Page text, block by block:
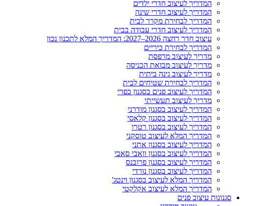
המדריך לעיצוב חדרי ילדים
המדריך לעיצוב חדרי שינה
המדריך לבחירת מקרר לבית
המדריך לעיצוב חדרי עבודה בבית
עיצוב חדר רחצה 2026–2027: המדריך המלא לתכנון נכון
המדריך לבחירת כיריים
מדריך לעיצוב מרפסת
מדריך לעיצוב מבואת הכניסה
מדריך לעיצוב גינה ביתית
המדריך לבחירת שטיחים לבית
המדריך לעיצוב פנים בסגנון כפרי
מדריך לעיצוב תעשייתי
המדריך לעיצוב בסגנון מודרני
המדריך לעיצוב בסגנון קלאסי
המדריך לעיצוב בסגנון רטרו
המדריך המלא לעיצוב טוסקני
המדריך לעיצוב בסגנון אתני
המדריך לעיצוב בסגנון וואבי סאבי
המדריך לעיצוב בסגנון פרובנס
המדריך לעיצוב בסגנון נורדי
המדריך המלא לעיצוב בסגנון וינטג'
המדריך המלא לעיצוב אקלקטי
סגנונות עיצוב פנים